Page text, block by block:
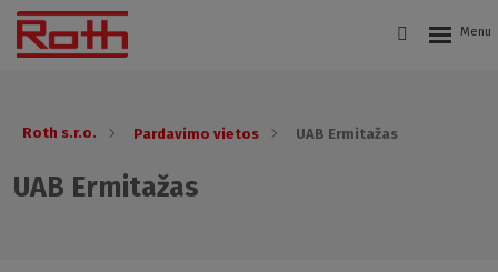
Roth s.r.o. Pardavimo vietos UAB Ermitažas
UAB Ermitažas